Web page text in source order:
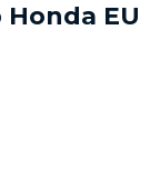
EU